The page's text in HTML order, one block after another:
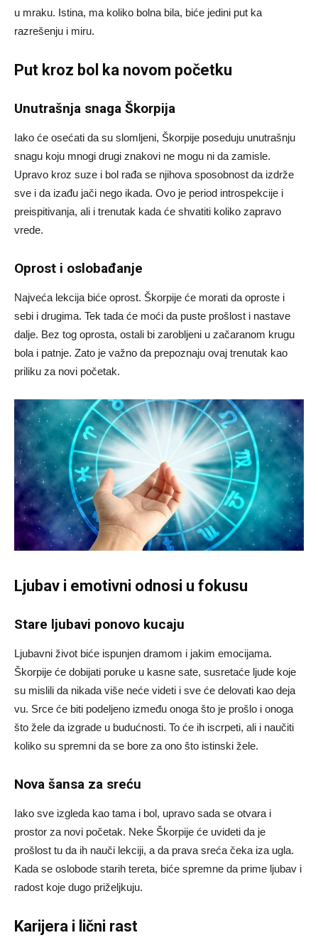
u mraku. Istina, ma koliko bolna bila, biće jedini put ka
razrešenju i miru.
Put kroz bol ka novom početku
Unutrašnja snaga Škorpija
Iako će osećati da su slomljeni, Škorpije poseduju unutrašnju
snagu koju mnogi drugi znakovi ne mogu ni da zamisle.
Upravo kroz suze i bol rađa se njihova sposobnost da izdrže
sve i da izađu jači nego ikada. Ovo je period introspekcije i
preispitivanja, ali i trenutak kada će shvatiti koliko zapravo
vrede.
Oprost i oslobađanje
Najveća lekcija biće oprost. Škorpije će morati da oproste i
sebi i drugima. Tek tada će moći da puste prošlost i nastave
dalje. Bez tog oprosta, ostali bi zarobljeni u začaranom krugu
bola i patnje. Zato je važno da prepoznaju ovaj trenutak kao
priliku za novi početak.
Ljubav i emotivni odnosi u fokusu
Stare ljubavi ponovo kucaju
Ljubavni život biće ispunjen dramom i jakim emocijama.
Škorpije će dobijati poruke u kasne sate, susretaće ljude koje
su mislili da nikada više neće videti i sve će delovati kao deja
vu. Srce će biti podeljeno između onoga što je prošlo i onoga
što žele da izgrade u budućnosti. To će ih iscrpeti, ali i naučiti
koliko su spremni da se bore za ono što istinski žele.
Nova šansa za sreću
Iako sve izgleda kao tama i bol, upravo sada se otvara i
prostor za novi početak. Neke Škorpije će uvideti da je
prošlost tu da ih nauči lekciji, a da prava sreća čeka iza ugla.
Kada se oslobode starih tereta, biće spremne da prime ljubav i
radost koje dugo priželjkuju.
Karijera i lični rast